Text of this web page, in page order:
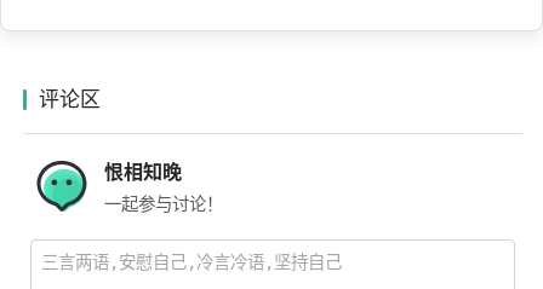
评论区
恨相知晚
一起参与讨论！